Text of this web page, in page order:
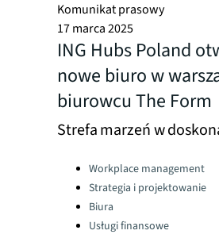
Komunikat prasowy
17 marca 2025
ING Hubs Poland
nowe biuro w
biurowcu The Form
Strefa marzeń w
Categories:Workplace management
Strategia i projektowanie
Biura
Usługi finansowe